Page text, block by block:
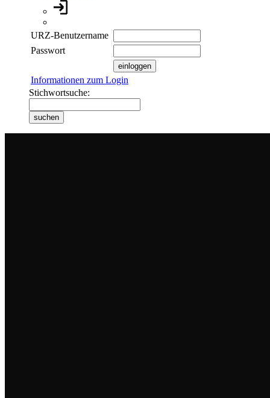
URZ-Benutzername
Passwort
Informationen zum Login
Stichwortsuche: